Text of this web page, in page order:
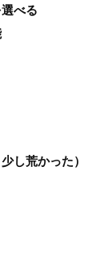
べる
し荒かった）